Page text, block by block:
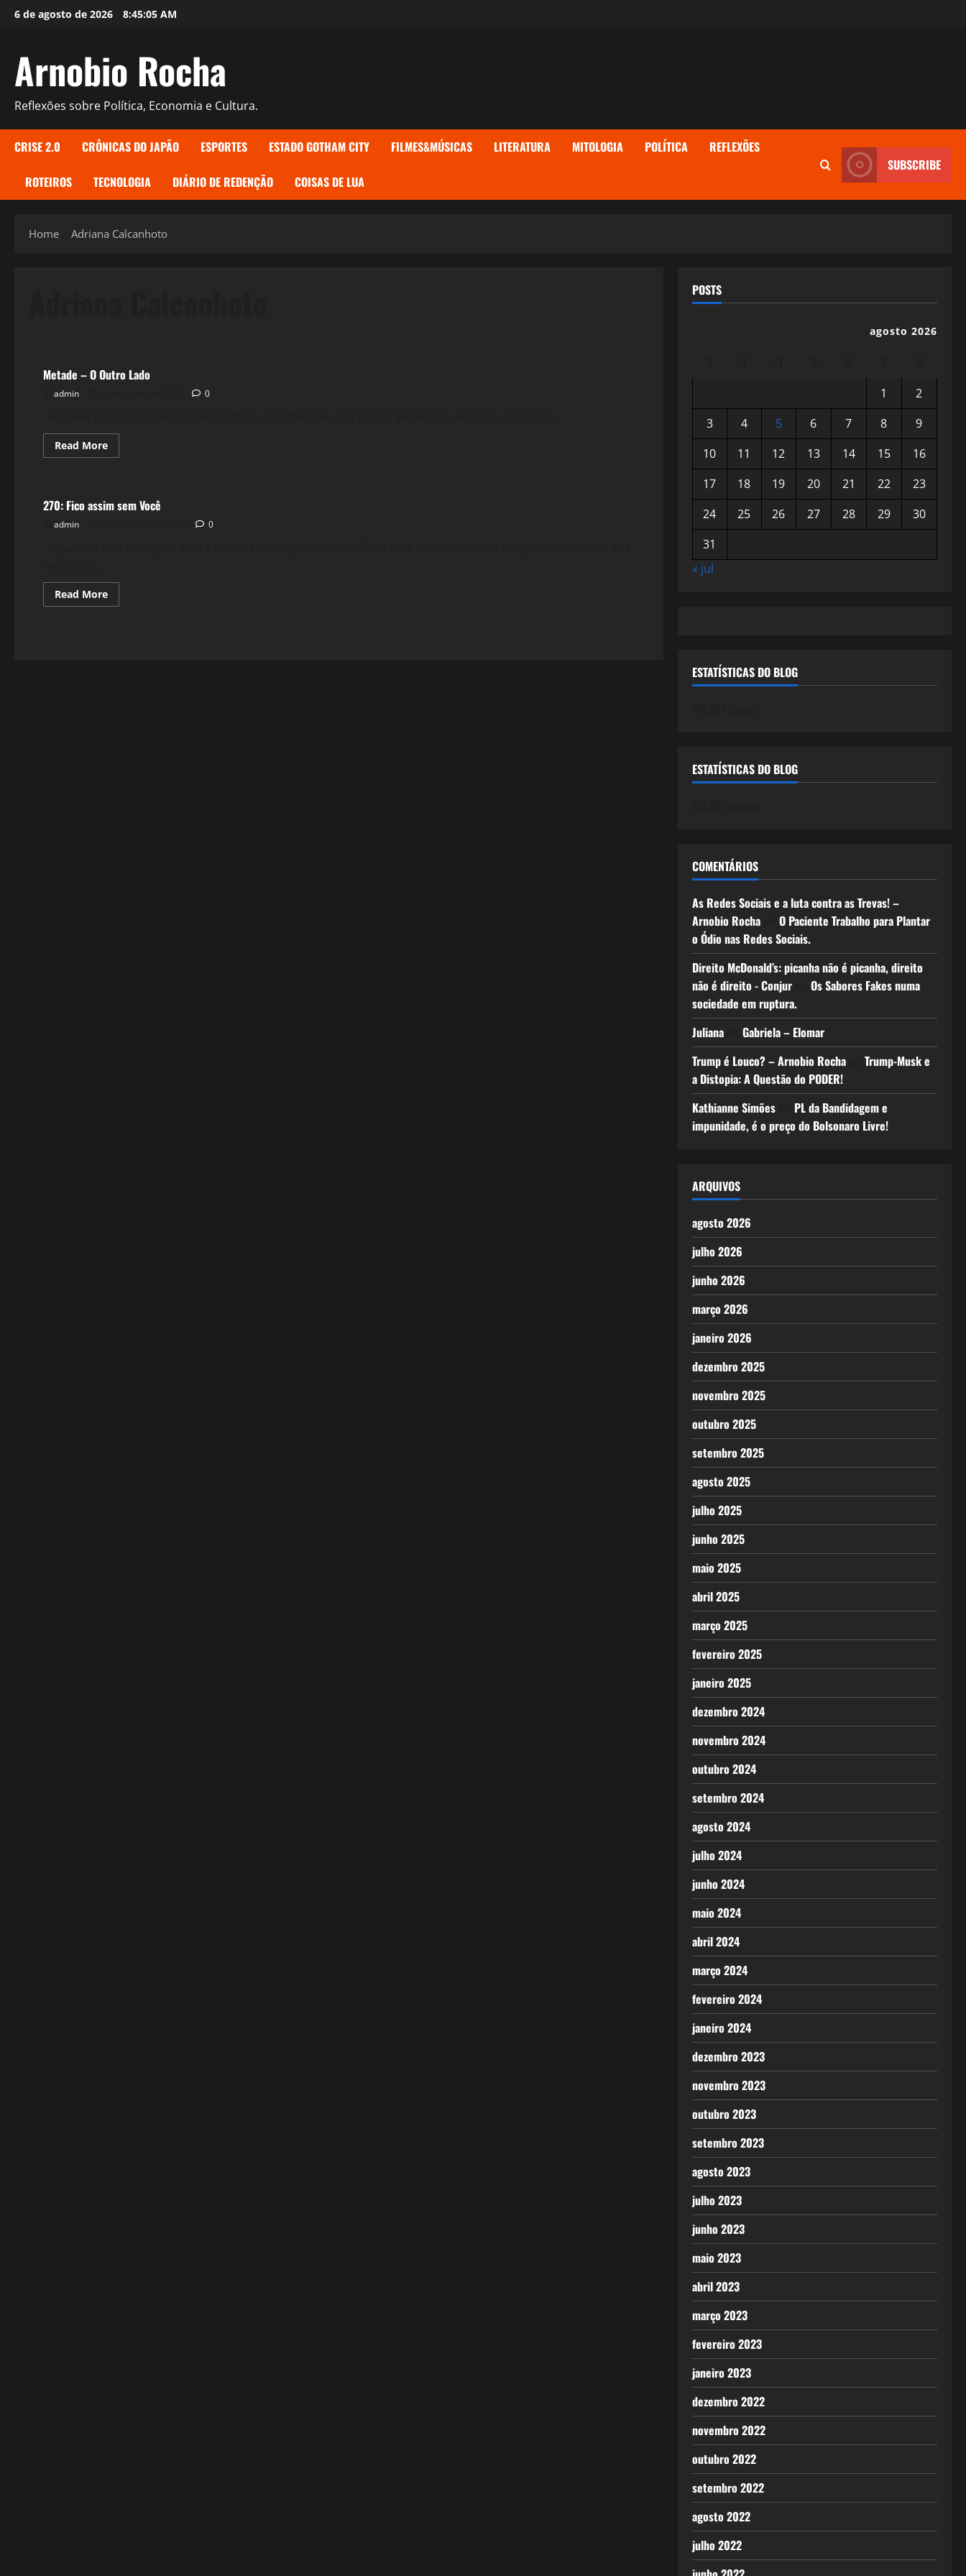
Skip6 de agosto de 2026 8:45:06 AM
Arnobio Rocha
Reflexões sobre Política, Economia e Cultura.
CRISE 2.0 CRÔNICAS DO JAPÃO ESPORTES ESTADO GOTHAM CITY FILMES&MÚSICAS LITERATURA MITOLOGIA POLÍTICA REFLEXÕES
ROTEIROS TECNOLOGIA DIÁRIO DE REDENÇÃO COISAS DE LUA
SUBSCRIBE
Home Adriana Calcanhoto
Metade – O Outro Lado
admin 0
Read MoreRead
more
Outro
Lado
270: Fico assim sem Você
admin 0
Read MoreRead
more
POSTS
agosto 2026
1
2
3
4 5 6 7 8
9
10
11 12 13 14 15
16
17
18 19 20 21 22
23
24
25 26 27 28 29
30
31
« jul
ESTATÍSTICAS DO BLOG
ESTATÍSTICAS DO BLOG
COMENTÁRIOS
As Redes Sociais e a luta contra as Trevas! –
Arnobio Rochaem O Paciente Trabalho para Plantar
o Ódio nas Redes Sociais.
Direito McDonald’s: picanha não é picanha, direito
não é direito - Conjurem Os Sabores Fakes numa
sociedade em ruptura.
Julianaem Gabriela – Elomar
Trump é Louco? – Arnobio Rochaem Trump-Musk e
a Distopia: A Questão do PODER!
Kathianne Simõesem PL da Bandidagem e
impunidade, é o preço do Bolsonaro Livre!
ARQUIVOS
agosto 2026
julho 2026
junho 2026
março 2026
janeiro 2026
dezembro 2025
novembro 2025
outubro 2025
setembro 2025
agosto 2025
julho 2025
junho 2025
maio 2025
abril 2025
março 2025
fevereiro 2025
janeiro 2025
dezembro 2024
novembro 2024
outubro 2024
setembro 2024
agosto 2024
julho 2024
junho 2024
maio 2024
abril 2024
março 2024
fevereiro 2024
janeiro 2024
dezembro 2023
novembro 2023
outubro 2023
setembro 2023
agosto 2023
julho 2023
junho 2023
maio 2023
abril 2023
março 2023
fevereiro 2023
janeiro 2023
dezembro 2022
novembro 2022
outubro 2022
setembro 2022
agosto 2022
julho 2022